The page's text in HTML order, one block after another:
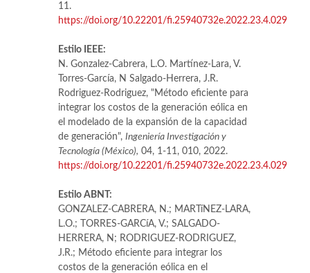
11.
https://doi.org/10.22201/fi.25940732e.2022.23.4.029
Estilo IEEE:
N. Gonzalez-Cabrera, L.O. Martínez-Lara, V.
Torres-García, N Salgado-Herrera, J.R.
Rodriguez-Rodriguez, "Método eficiente para
integrar los costos de la generación eólica en
el modelado de la expansión de la capacidad
de generación", Ingeniería Investigación y
Tecnología (México), 04, 1-11, 010, 2022.
https://doi.org/10.22201/fi.25940732e.2022.23.4.029
Estilo ABNT:
GONZALEZ-CABRERA, N.; MARTíNEZ-LARA,
L.O.; TORRES-GARCíA, V.; SALGADO-
HERRERA, N; RODRIGUEZ-RODRIGUEZ,
J.R.; Método eficiente para integrar los
costos de la generación eólica en el